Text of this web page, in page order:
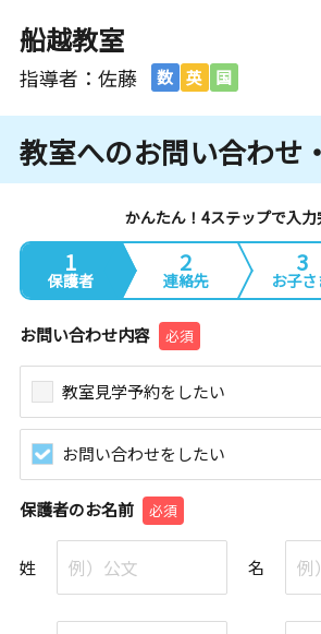
船越教室
指導者：佐藤 数 英 国
教室へのお問い合わせ
かんたん！4ステップで入力
1
保護者
2
連絡先
3
お子さ
お問い合わせ内容 必須
教室見学予約をしたい
お問い合わせをしたい
保護者のお名前 必須
姓 名